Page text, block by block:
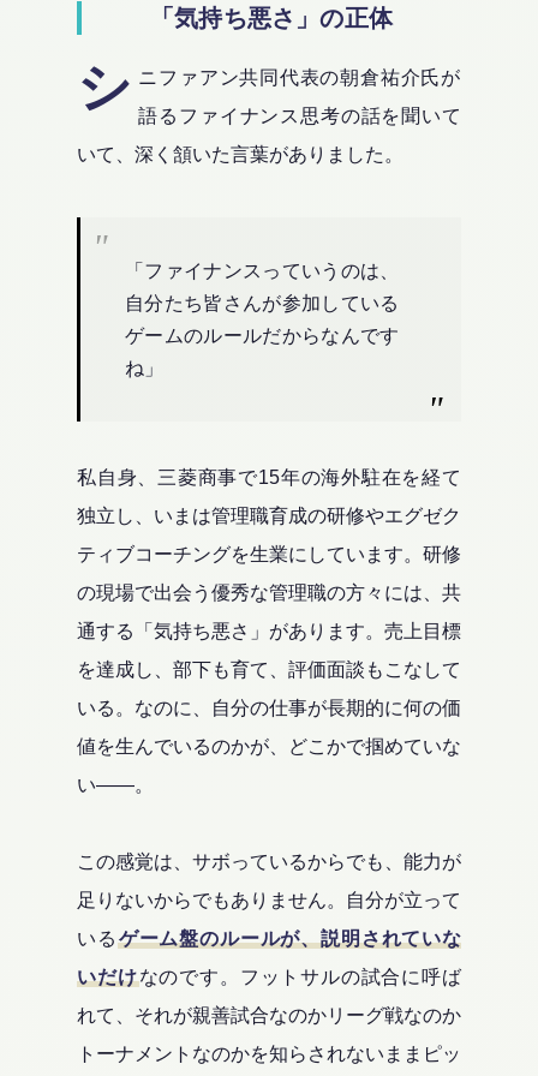
「気持ち悪さ」の正体
シ ニファアン共同代表の朝倉祐介氏が
語るファイナンス思考の話を聞いて
いて、深く頷いた言葉がありました。
「ファイナンスっていうのは、
自分たち皆さんが参加している
ゲームのルールだからなんです
ね」
私自身、三菱商事で15年の海外駐在を経て
独立し、いまは管理職育成の研修やエグゼク
ティブコーチングを生業にしています。研修
の現場で出会う優秀な管理職の方々には、共
通する「気持ち悪さ」があります。売上目標
を達成し、部下も育て、評価面談もこなして
いる。なのに、自分の仕事が長期的に何の価
値を生んでいるのかが、どこかで掴めていな
い――。
この感覚は、サボっているからでも、能力が
足りないからでもありません。自分が立って
いる ゲーム盤のルールが、説明されていな
いだけなのです。フットサルの試合に呼ば
れて、それが親善試合なのかリーグ戦なのか
トーナメントなのかを知らされないままピッ